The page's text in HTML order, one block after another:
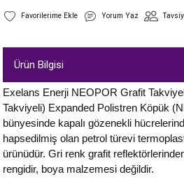
Yorum Yaz
Ürün Bilgisi
Exelans Enerji NEOPOR Grafit
Takviyeli) Expanded Polistren Köpük
bünyesinde kapalı gözenekli
hapsedilmiş olan petrol türevi
ürünüdür. Gri renk grafit
rengidir, boya malzemesi değildir.